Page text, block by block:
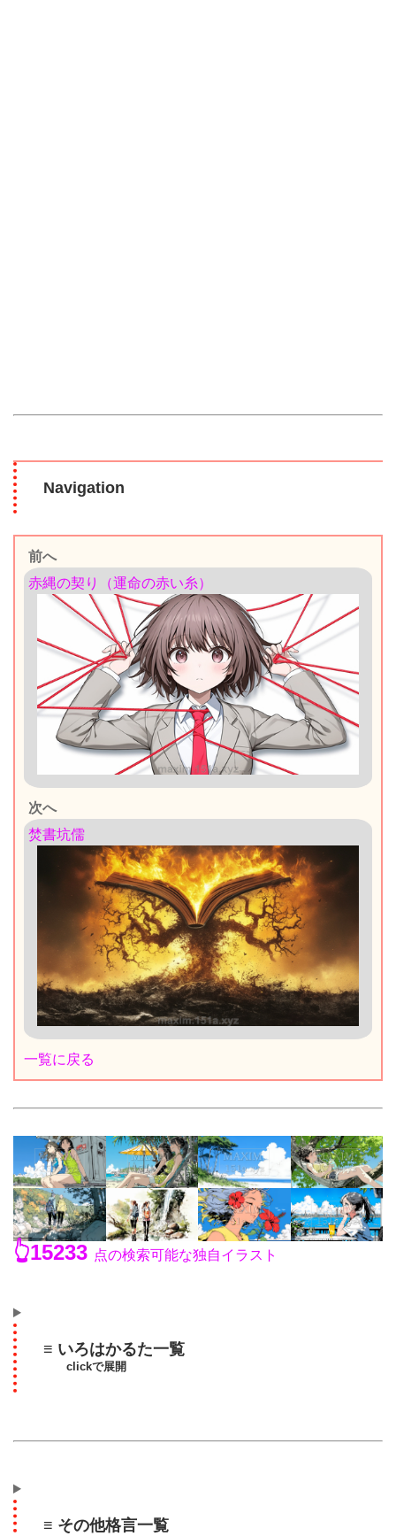
Navigation
前へ
赤縄の契り（運命の赤い糸）
次へ
焚書坑儒
一覧に戻る
👆15233 点の検索可能な独自イラスト
≡ いろはかるた一覧
clickで展開
≡ その他格言一覧